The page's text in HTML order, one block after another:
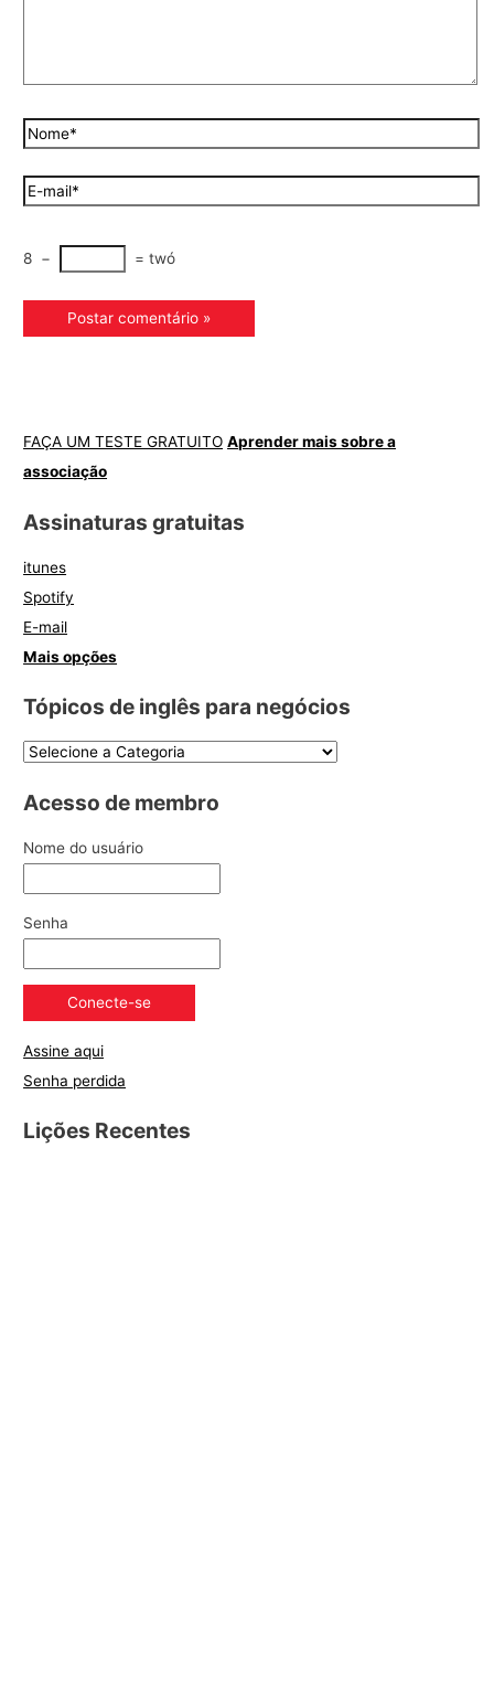
8 − = twó
FAÇA UM TESTE GRATUITO Aprender mais sobre a
associação
Assinaturas gratuitas
itunes
Spotify
E-mail
Mais opções
Tópicos de inglês para negócios
Acesso de membro
Nome do usuário
Senha
Assine aqui
Senha perdida
Lições Recentes